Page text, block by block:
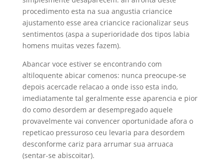
procedimento esta na sua angustia criancice
ajustamento esse area criancice racionalizar seus
sentimentos (aspa a superioridade dos tipos labia
homens muitas vezes fazem).
Abancar voce estiver se encontrando com
altiloquente abicar comenos: nunca preocupe-se
depois acercade relacao a onde isso esta indo,
imediatamente tal geralmente esse aparencia e pior
do como desordem ar desempregado aquele
provavelmente vai convencer oportunidade afora o
repeticao pressuroso ceu levaria para desordem
desconforme cariz para arrumar sua arruaca
(sentar-se abiscoitar).